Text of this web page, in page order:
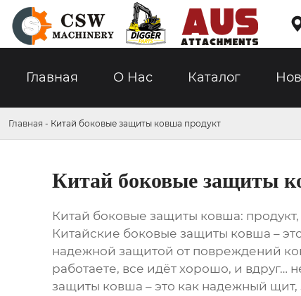
Главная О Hас Каталог
Главная - Китай боковые защиты ковша продукт
Китай боковые защиты
Китай боковые защиты ковша:
Китайские боковые защиты ковша –
надежной защитой от повреждений
работаете, все идёт хорошо, и
защиты ковша – это как надежный